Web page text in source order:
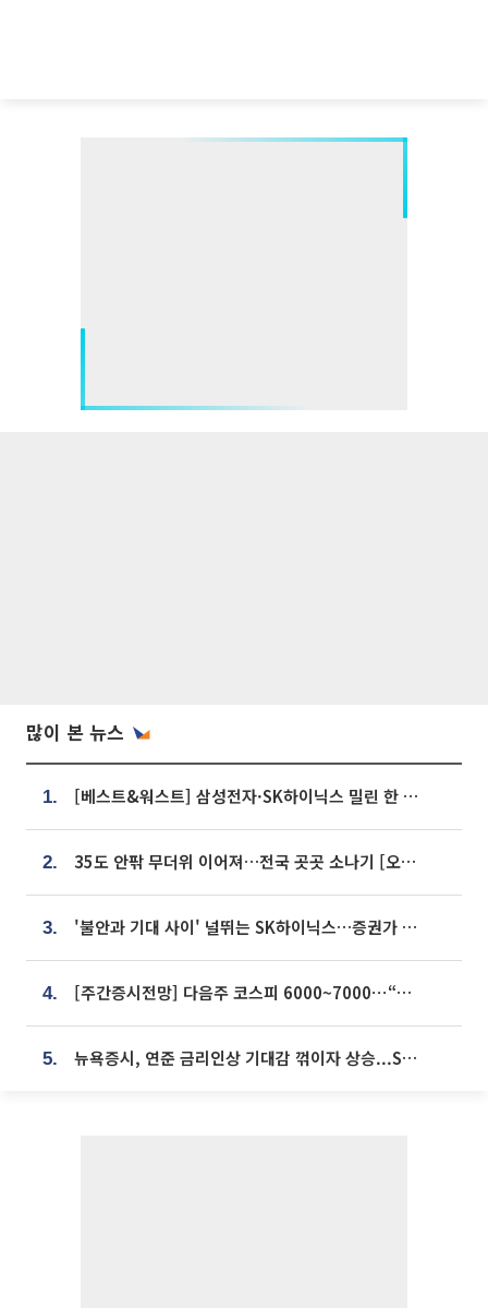
많이 본 뉴스
1. [베스트&워스트] 삼성전자·SK하이닉스 밀린 한 주…상상인증권은 85% 급등
2. 35도 안팎 무더위 이어져…전국 곳곳 소나기 [오늘 날씨]
3. '불안과 기대 사이' 널뛰는 SK하이닉스…증권가 "HBM4·LTA 기반 펀터멘털 견고"
4. [주간증시전망] 다음주 코스피 6000~7000⋯“外人 수급은 정책이 변수”
5. 뉴욕증시, 연준 금리인상 기대감 꺾이자 상승...S&P500 사상 최고치 [종합]